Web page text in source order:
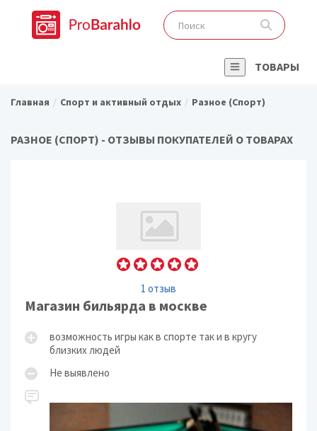
ТОВАРЫ
Главная Спорт и активный отдых Разное (Спорт)
РАЗНОЕ (СПОРТ) - ОТЗЫВЫ ПОКУПАТЕЛЕЙ О ТОВАРАХ
1 отзыв
Магазин бильярда в москве
возможность игры как в спорте так и в кругу
близких людей
Не выявлено